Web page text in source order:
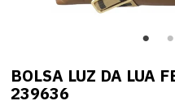
BOLSA LUZ DA LUA
239636